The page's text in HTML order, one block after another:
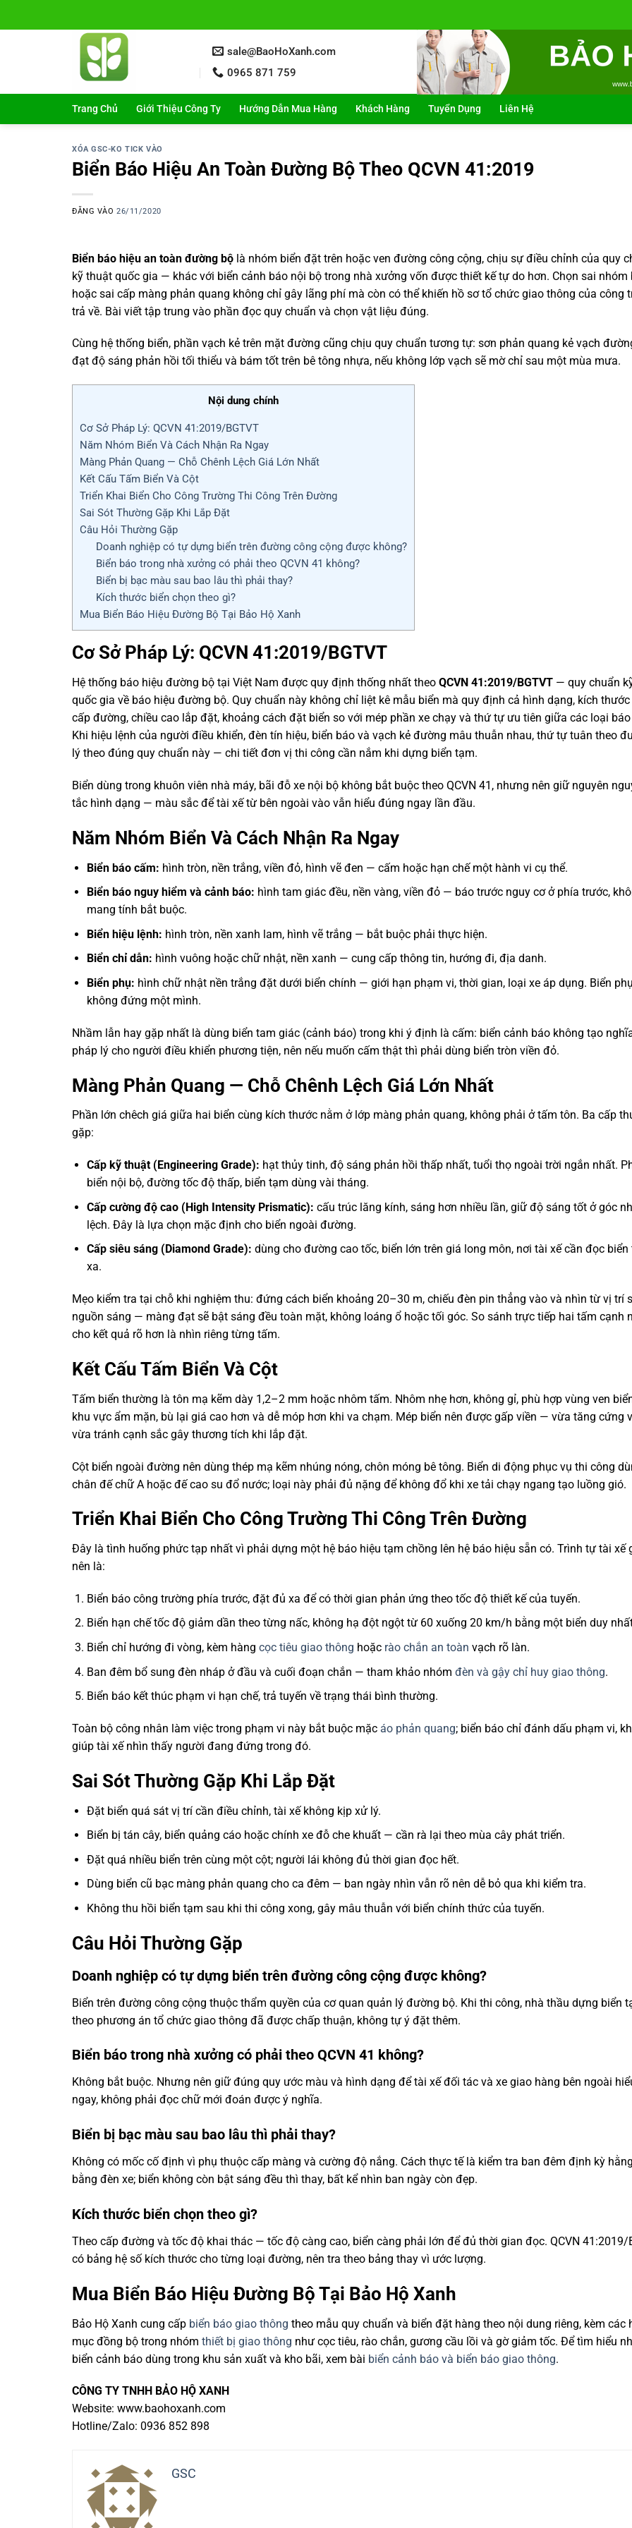
sale@BaoHoXanh.com
0965 871 759
Trang Chủ Giới Thiệu Công Ty Hướng Dẫn Mua Hàng Khách Hàng Tuyển Dụng Liên Hệ
XÓA GSC-KO TICK VÀO
Biển Báo Hiệu An Toàn Đường Bộ Theo QCVN 41:2019
ĐĂNG VÀO26/11/2020
Biển báo hiệu an toàn đường bộ là nhóm biển đặt trên hoặc ven đường công cộng, chịu sự điều chỉnh của quy
kỹ thuật quốc gia — khác với biển cảnh báo nội bộ trong nhà xưởng vốn được thiết kế tự do hơn. Chọn sai nhóm
hoặc sai cấp màng phản quang không chỉ gây lãng phí mà còn có thể khiến hồ sơ tổ chức giao thông của công
trả về. Bài viết tập trung vào phần đọc quy chuẩn và chọn vật liệu đúng.
Cùng hệ thống biển, phần vạch kẻ trên mặt đường cũng chịu quy chuẩn tương tự: sơn phản quang kẻ vạch
đạt độ sáng phản hồi tối thiểu và bám tốt trên bê tông nhựa, nếu không lớp vạch sẽ mờ chỉ sau một mùa mưa.
Nội dung chính
Cơ Sở Pháp Lý: QCVN 41:2019/BGTVT
Năm Nhóm Biển Và Cách Nhận Ra Ngay
Màng Phản Quang — Chỗ Chênh Lệch Giá Lớn Nhất
Kết Cấu Tấm Biển Và Cột
Triển Khai Biển Cho Công Trường Thi Công Trên Đường
Sai Sót Thường Gặp Khi Lắp Đặt
Câu Hỏi Thường Gặp
Doanh nghiệp có tự dựng biển trên đường công cộng được không?
Biển báo trong nhà xưởng có phải theo QCVN 41 không?
Biển bị bạc màu sau bao lâu thì phải thay?
Kích thước biển chọn theo gì?
Mua Biển Báo Hiệu Đường Bộ Tại Bảo Hộ Xanh
Cơ Sở Pháp Lý: QCVN 41:2019/BGTVT
Hệ thống báo hiệu đường bộ tại Việt Nam được quy định thống nhất theo QCVN 41:2019/BGTVT — quy chuẩn
quốc gia về báo hiệu đường bộ. Quy chuẩn này không chỉ liệt kê mẫu biển mà quy định cả hình dạng, kích
cấp đường, chiều cao lắp đặt, khoảng cách đặt biển so với mép phần xe chạy và thứ tự ưu tiên giữa các loại báo
Khi hiệu lệnh của người điều khiển, đèn tín hiệu, biển báo và vạch kẻ đường mâu thuẫn nhau, thứ tự tuân theo
lý theo đúng quy chuẩn này — chi tiết đơn vị thi công cần nắm khi dựng biển tạm.
Biển dùng trong khuôn viên nhà máy, bãi đỗ xe nội bộ không bắt buộc theo QCVN 41, nhưng nên giữ nguyên
tắc hình dạng — màu sắc để tài xế từ bên ngoài vào vẫn hiểu đúng ngay lần đầu.
Năm Nhóm Biển Và Cách Nhận Ra Ngay
Biển báo cấm: hình tròn, nền trắng, viền đỏ, hình vẽ đen — cấm hoặc hạn chế một hành vi cụ thể.
Biển báo nguy hiểm và cảnh báo: hình tam giác đều, nền vàng, viền đỏ — báo trước nguy cơ ở phía trước,
mang tính bắt buộc.
Biển hiệu lệnh: hình tròn, nền xanh lam, hình vẽ trắng — bắt buộc phải thực hiện.
Biển chỉ dẫn: hình vuông hoặc chữ nhật, nền xanh — cung cấp thông tin, hướng đi, địa danh.
Biển phụ: hình chữ nhật nền trắng đặt dưới biển chính — giới hạn phạm vi, thời gian, loại xe áp dụng. Biển phụ
không đứng một mình.
Nhầm lẫn hay gặp nhất là dùng biển tam giác (cảnh báo) trong khi ý định là cấm: biển cảnh báo không tạo
pháp lý cho người điều khiển phương tiện, nên nếu muốn cấm thật thì phải dùng biển tròn viền đỏ.
Màng Phản Quang — Chỗ Chênh Lệch Giá Lớn Nhất
Phần lớn chêch giá giữa hai biển cùng kích thước nằm ở lớp màng phản quang, không phải ở tấm tôn. Ba cấp
gặp:
Cấp kỹ thuật (Engineering Grade): hạt thủy tinh, độ sáng phản hồi thấp nhất, tuổi thọ ngoài trời ngắn nhất.
biển nội bộ, đường tốc độ thấp, biển tạm dùng vài tháng.
Cấp cường độ cao (High Intensity Prismatic): cấu trúc lăng kính, sáng hơn nhiều lần, giữ độ sáng tốt ở góc
lệch. Đây là lựa chọn mặc định cho biển ngoài đường.
Cấp siêu sáng (Diamond Grade): dùng cho đường cao tốc, biển lớn trên giá long môn, nơi tài xế cần đọc biển
xa.
Mẹo kiểm tra tại chỗ khi nghiệm thu: đứng cách biển khoảng 20–30 m, chiếu đèn pin thẳng vào và nhìn từ vị trí
nguồn sáng — màng đạt sẽ bật sáng đều toàn mặt, không loáng ổ hoặc tối góc. So sánh trực tiếp hai tấm cạnh
cho kết quả rõ hơn là nhìn riêng từng tấm.
Kết Cấu Tấm Biển Và Cột
Tấm biển thường là tôn mạ kẽm dày 1,2–2 mm hoặc nhôm tấm. Nhôm nhẹ hơn, không gỉ, phù hợp vùng ven
khu vực ẩm mặn, bù lại giá cao hơn và dễ móp hơn khi va chạm. Mép biển nên được gấp viền — vừa tăng cứng
vừa tránh cạnh sắc gây thương tích khi lắp đặt.
Cột biển ngoài đường nên dùng thép mạ kẽm nhúng nóng, chôn móng bê tông. Biển di động phục vụ thi công
chân đế chữ A hoặc đế cao su đổ nước; loại này phải đủ nặng để không đổ khi xe tải chạy ngang tạo luồng gió.
Triển Khai Biển Cho Công Trường Thi Công Trên Đường
Đây là tình huống phức tạp nhất vì phải dựng một hệ báo hiệu tạm chồng lên hệ báo hiệu sẵn có. Trình tự tài xế
nên là:
Biển báo công trường phía trước, đặt đủ xa để có thời gian phản ứng theo tốc độ thiết kế của tuyến.
Biển hạn chế tốc độ giảm dần theo từng nấc, không hạ đột ngột từ 60 xuống 20 km/h bằng một biển duy
Biển chỉ hướng đi vòng, kèm hàng cọc tiêu giao thông hoặc rào chắn an toàn vạch rõ làn.
Ban đêm bổ sung đèn nháp ở đầu và cuối đoạn chắn — tham khảo nhóm đèn và gậy chỉ huy giao thông.
Biển báo kết thúc phạm vi hạn chế, trả tuyến về trạng thái bình thường.
Toàn bộ công nhân làm việc trong phạm vi này bắt buộc mặc áo phản quang; biển báo chỉ đánh dấu phạm vi,
giúp tài xế nhìn thấy người đang đứng trong đó.
Sai Sót Thường Gặp Khi Lắp Đặt
Đặt biển quá sát vị trí cần điều chỉnh, tài xế không kịp xử lý.
Biển bị tán cây, biển quảng cáo hoặc chính xe đỗ che khuất — cần rà lại theo mùa cây phát triển.
Đặt quá nhiều biển trên cùng một cột; người lái không đủ thời gian đọc hết.
Dùng biển cũ bạc màng phản quang cho ca đêm — ban ngày nhìn vẫn rõ nên dễ bỏ qua khi kiểm tra.
Không thu hồi biển tạm sau khi thi công xong, gây mâu thuẫn với biển chính thức của tuyến.
Câu Hỏi Thường Gặp
Doanh nghiệp có tự dựng biển trên đường công cộng được không?
Biển trên đường công cộng thuộc thẩm quyền của cơ quan quản lý đường bộ. Khi thi công, nhà thầu dựng biển
theo phương án tổ chức giao thông đã được chấp thuận, không tự ý đặt thêm.
Biển báo trong nhà xưởng có phải theo QCVN 41 không?
Không bắt buộc. Nhưng nên giữ đúng quy ước màu và hình dạng để tài xế đối tác và xe giao hàng bên ngoài
ngay, không phải đọc chữ mới đoán được ý nghĩa.
Biển bị bạc màu sau bao lâu thì phải thay?
Không có mốc cố định vì phụ thuộc cấp màng và cường độ nắng. Cách thực tế là kiểm tra ban đêm định kỳ
bằng đèn xe; biển không còn bật sáng đều thì thay, bất kể nhìn ban ngày còn đẹp.
Kích thước biển chọn theo gì?
Theo cấp đường và tốc độ khai thác — tốc độ càng cao, biển càng phải lớn để đủ thời gian đọc. QCVN 41:2019/
có bảng hệ số kích thước cho từng loại đường, nên tra theo bảng thay vì ước lượng.
Mua Biển Báo Hiệu Đường Bộ Tại Bảo Hộ Xanh
Bảo Hộ Xanh cung cấp biển báo giao thông theo mẫu quy chuẩn và biển đặt hàng theo nội dung riêng, kèm các
mục đồng bộ trong nhóm thiết bị giao thông như cọc tiêu, rào chắn, gương cầu lồi và gờ giảm tốc. Để tìm hiểu
biển cảnh báo dùng trong khu sản xuất và kho bãi, xem bài biển cảnh báo và biển báo giao thông.
CÔNG TY TNHH BẢO HỘ XANH
Website: www.baohoxanh.com
Hotline/Zalo: 0936 852 898
GSC